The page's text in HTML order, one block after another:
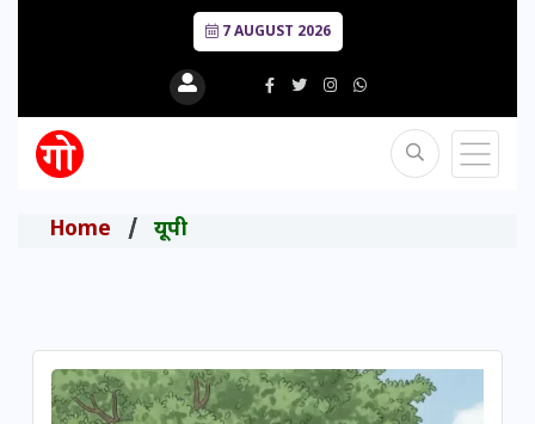
7 AUGUST 2026
Home यूपी